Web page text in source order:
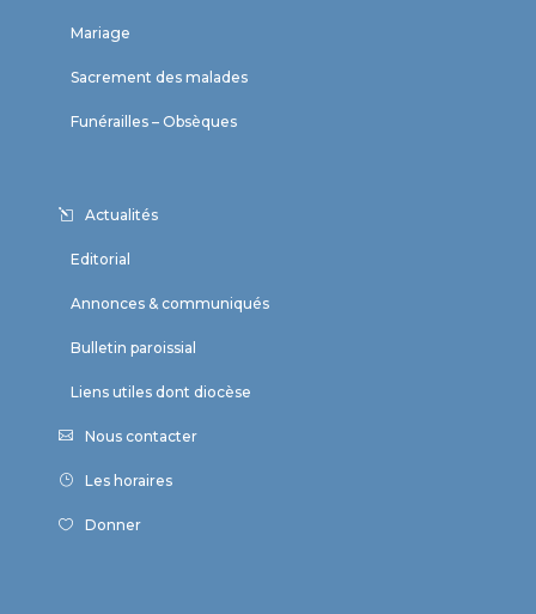
Mariage
Sacrement des malades
Funérailles – Obsèques
Actualités
Editorial
Annonces & communiqués
Bulletin paroissial
Liens utiles dont diocèse
Nous contacter
Les horaires
Donner